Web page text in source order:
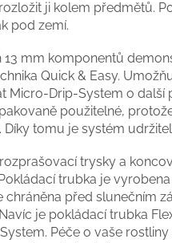
ji kolem předmětů.
pod zemí.
13 mm komponentů
Quick & Easy.
Micro-Drip-System o další
použitelné,
tomu je systém
trysky a
trubka je
chráněna před slunečním
je pokládací trubka
Péče o vaše